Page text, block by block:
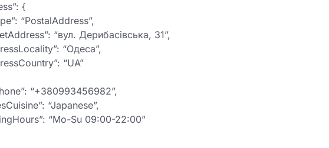
{
“PostalAddress”,
“вул. Дерибасівська, 31”,
“Одеса”,
“UA”
“+380993456982”,
“Japanese”,
“Mo-Su 09:00-22:00”